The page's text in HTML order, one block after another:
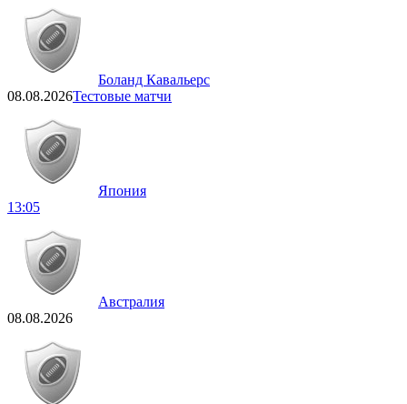
Боланд Кавальерс
08.08.2026Тестовые матчи
Япония
13:05
Австралия
08.08.2026